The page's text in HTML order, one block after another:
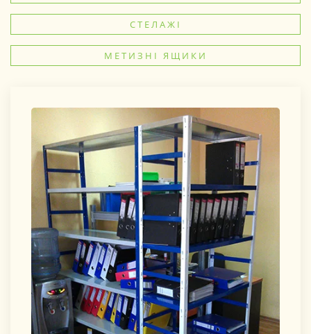
СТЕЛАЖІ
МЕТИЗНІ ЯЩИКИ